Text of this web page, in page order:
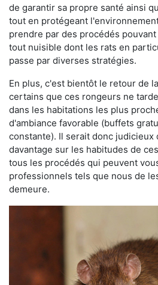
de garantir sa propre santé ainsi
tout en protégeant
prendre par des procédés
tout nuisible dont les rats en
passe par diverses stratégies.
En plus, c'est bientôt le retour de
certains que ces rongeurs ne
dans les habitations les plus
d'ambiance favorable (buffets
constante). Il serait donc judicieux
davantage sur les habitudes de
tous les procédés qui peuvent
professionnels tels que nous de
demeure.